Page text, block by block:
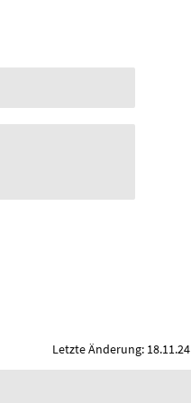
Letzte Änderung: 18.11.24